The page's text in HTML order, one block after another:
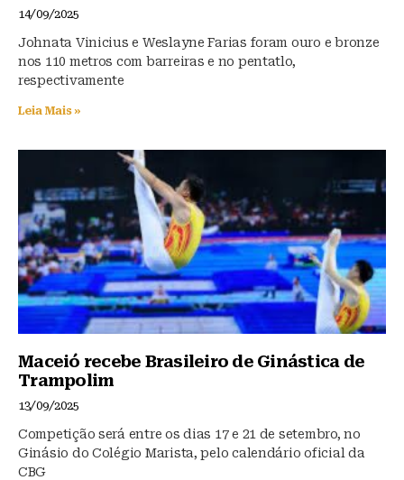
14/09/2025
Johnata Vinicius e Weslayne Farias foram ouro e bronze
nos 110 metros com barreiras e no pentatlo,
respectivamente
Leia Mais »
Maceió recebe Brasileiro de Ginástica de
Trampolim
13/09/2025
Competição será entre os dias 17 e 21 de setembro, no
Ginásio do Colégio Marista, pelo calendário oficial da
CBG